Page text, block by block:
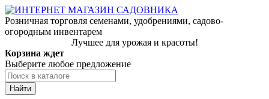
Розничная торговля семенами, удобрениями, садово-
огородным инвентарем
Лучшее для урожая и красоты!
Корзина ждет
Выберите любое предложение
Найти